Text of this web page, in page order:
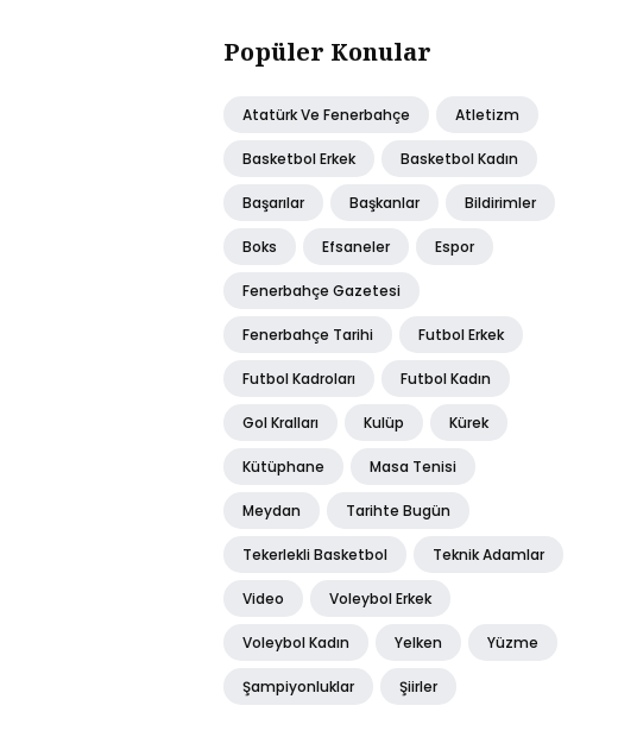
Popüler Konular
Atatürk Ve Fenerbahçe Atletizm
Basketbol Erkek Basketbol Kadın
Başarılar Başkanlar Bildirimler
Boks Efsaneler Espor
Fenerbahçe Gazetesi
Fenerbahçe Tarihi Futbol Erkek
Futbol Kadroları Futbol Kadın
Gol Kralları Kulüp Kürek
Kütüphane Masa Tenisi
Meydan Tarihte Bugün
Tekerlekli Basketbol Teknik Adamlar
Video Voleybol Erkek
Voleybol Kadın Yelken Yüzme
Şampiyonluklar Şiirler